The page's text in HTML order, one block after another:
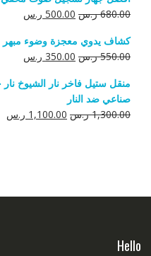
680.00 ر.س السعر
هو:
680.00 ر.س.
500.00 ر.سالسعر
هو:
500.00 ر.س.
كشاف يدوي معجزة وضوء مبهر
550.00 ر.س السعر
هو:
550.00 ر.س.
350.00 ر.سالسعر
هو:
منقل ستيل فاخر نار الشيوخ
صناعي ضد النار
1,300.00 ر.س السعر
1,100.00 ر.س
Hello